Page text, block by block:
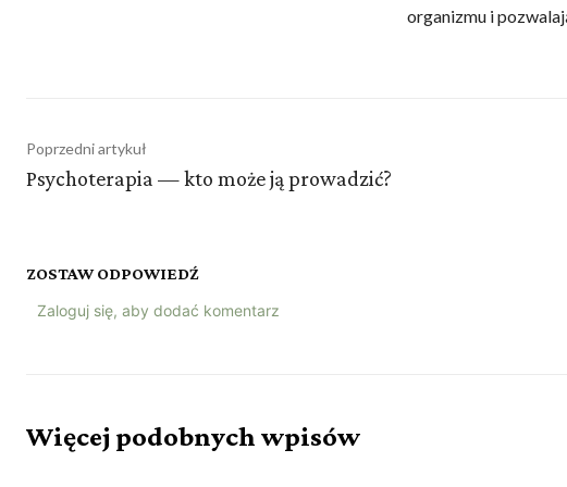
organizmu i
Poprzedni artykuł
Psychoterapia — kto może ją prowadzić?
ZOSTAW ODPOWIEDŹ
Zaloguj się, aby dodać komentarz
Więcej podobnych wpisów